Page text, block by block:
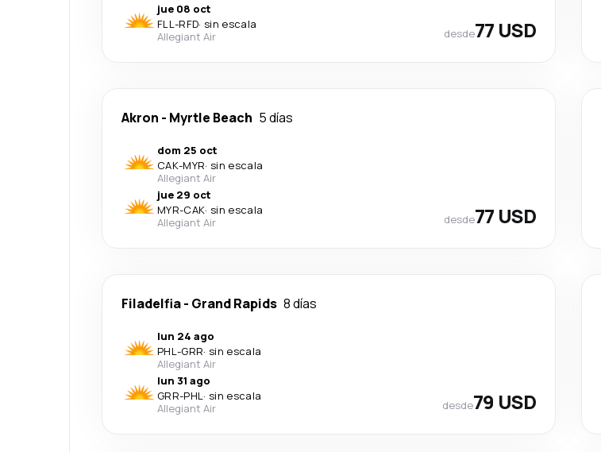
jue 08 oct
FLL-RFD· sin escala
Allegiant Air
desde77 USD
Akron - Myrtle Beach 5 días
dom 25 oct
CAK-MYR· sin escala
Allegiant Air
jue 29 oct
MYR-CAK· sin escala
Allegiant Air
desde77 USD
Filadelfia- Grand Rapids 8 días
lun 24 ago
PHL-GRR· sin escala
Allegiant Air
lun 31 ago
GRR-PHL· sin escala
Allegiant Air
desde79 USD